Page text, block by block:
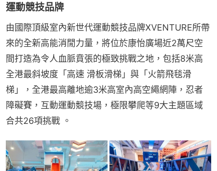
運動競技品牌
由國際頂級室內新世代運動競技品牌XVENTURE所帶
來的全新高能消閒力量，將位於康怡廣場近2萬尺空
間打造為令人血脈賁張的極致挑戰之地，包括8米高
全港最斜坡度「高速 滑板滑梯」與「火箭飛毯滑
梯」，全港最高離地逾3米高室內高空繩網陣，忍者
障礙賽，互動運動競技場，極限攀爬等9大主題區域
合共26項挑戰 。